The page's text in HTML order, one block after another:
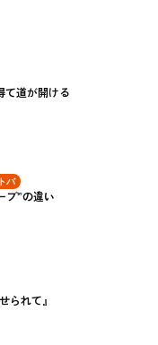
て道が開ける
バ
ブ”の違い
られて』